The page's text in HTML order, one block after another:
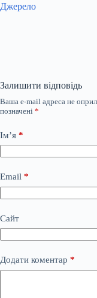
Джерело
Залишити відповідь
Ваша e-mail адреса не
позначені *
Ім’я *
Email *
Сайт
Додати коментар *